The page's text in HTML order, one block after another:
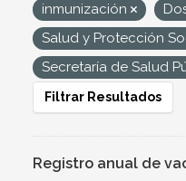
inmunización
Salud y Protección
Secretaría de Salud
Filtrar Resultados
Registro anual de